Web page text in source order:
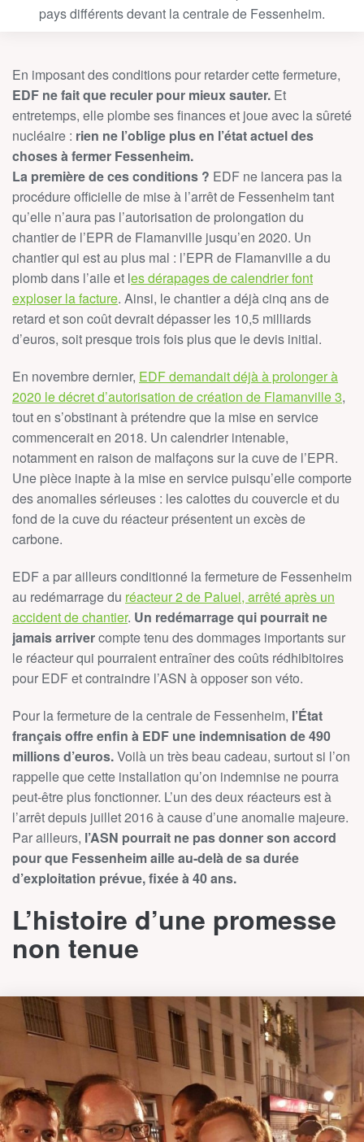
pays différents devant la centrale de Fessenheim.
En imposant des conditions pour retarder cette fermeture,
EDF ne fait que reculer pour mieux sauter. Et
entretemps, elle plombe ses finances et joue avec la sûreté
nucléaire : rien ne l’oblige plus en l’état actuel des
choses à fermer Fessenheim.
La première de ces conditions ? EDF ne lancera pas la
procédure officielle de mise à l’arrêt de Fessenheim tant
qu’elle n’aura pas l’autorisation de prolongation du
chantier de l’EPR de Flamanville jusqu’en 2020. Un
chantier qui est au plus mal : l’EPR de Flamanville a du
plomb dans l’aile et les dérapages de calendrier font
exploser la facture. Ainsi, le chantier a déjà cinq ans de
retard et son coût devrait dépasser les 10,5 milliards
d’euros, soit presque trois fois plus que le devis initial.
En novembre dernier, EDF demandait déjà à prolonger à
2020 le décret d’autorisation de création de Flamanville 3,
tout en s’obstinant à prétendre que la mise en service
commencerait en 2018. Un calendrier intenable,
notamment en raison de malfaçons sur la cuve de l’EPR.
Une pièce inapte à la mise en service puisqu’elle comporte
des anomalies sérieuses : les calottes du couvercle et du
fond de la cuve du réacteur présentent un excès de
carbone.
EDF a par ailleurs conditionné la fermeture de Fessenheim
au redémarrage du réacteur 2 de Paluel, arrêté après un
accident de chantier. Un redémarrage qui pourrait ne
jamais arrivercompte tenu des dommages importants sur
le réacteur qui pourraient entraîner des coûts rédhibitoires
pour EDF et contraindre l’ASN à opposer son véto.
Pour la fermeture de la centrale de Fessenheim, l’État
français offre enfin à EDF une indemnisation de 490
millions d’euros.Voilà un très beau cadeau, surtout si l’on
rappelle que cette installation qu’on indemnise ne pourra
peut-être plus fonctionner. L’un des deux réacteurs est à
l’arrêt depuis juillet 2016 à cause d’une anomalie majeure.
Par ailleurs, l’ASN pourrait ne pas donner son accord
pour que Fessenheim aille au-delà de sa durée
d’exploitation prévue, fixée à 40 ans.
L’histoire d’une promesse
non tenue